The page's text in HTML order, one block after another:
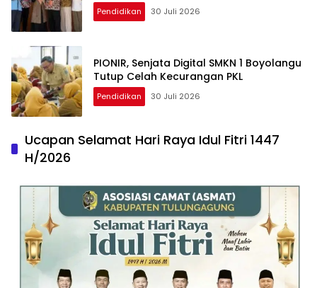
Pendidikan 30 Juli 2026
PIONIR, Senjata Digital SMKN 1 Boyolangu
Tutup Celah Kecurangan PKL
Pendidikan 30 Juli 2026
Ucapan Selamat Hari Raya Idul Fitri 1447
H/2026